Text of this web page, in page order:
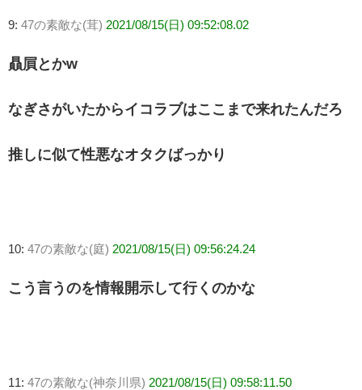
9: 47の素敵な(茸) 2021/08/15(日) 09:52:08.02
贔屓とかw
なぎさがいたからイコラブはここまで来れたんだろ
推しに似て性悪なオタクばっかり
10: 47の素敵な(庭) 2021/08/15(日) 09:56:24.24
こう言うのを情報開示して行くのかな
11: 47の素敵な(神奈川県) 2021/08/15(日) 09:58:11.50